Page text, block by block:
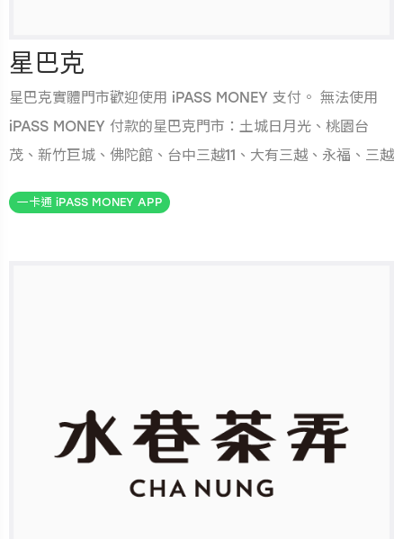
星巴克
星巴克實體門市歡迎使用 iPASS MONEY 支付。 無法使用
iPASS MONEY 付款的星巴克門市：土城日月光、桃園台
茂、新竹巨城、佛陀館、台中三越11、大有三越、永福、三越
電p3、台積電p4、園區、台積電12p7、研新、台積電p8、
一卡通 iPASS MONEY APP